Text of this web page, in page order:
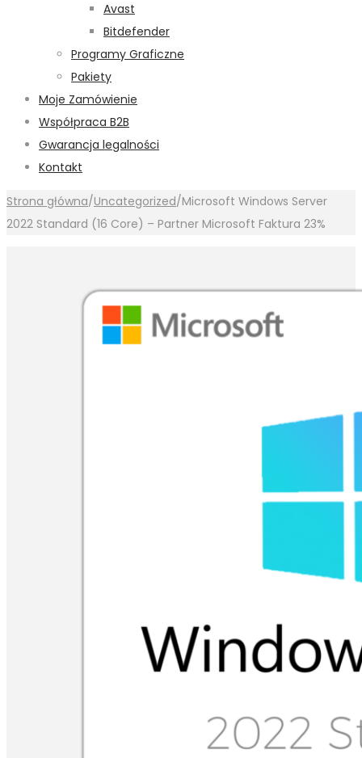
Avast
Bitdefender
Programy Graficzne
Pakiety
Moje Zamówienie
Współpraca B2B
Gwarancja legalności
Kontakt
Strona główna/Uncategorized/Microsoft Windows Server
2022 Standard (16 Core) – Partner Microsoft Faktura 23%